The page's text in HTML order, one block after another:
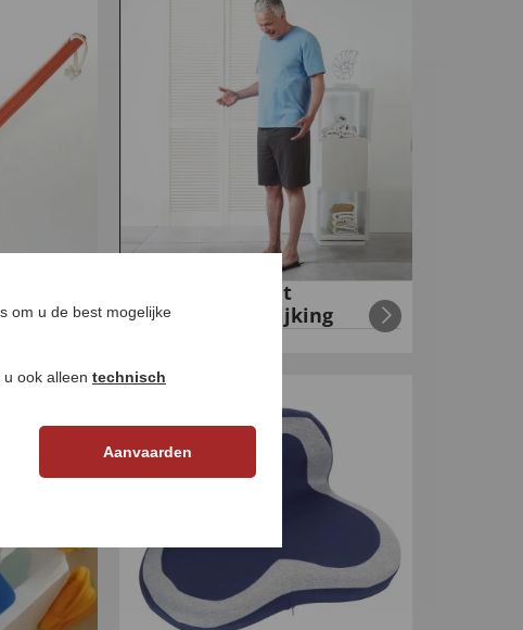
Weegschaal met
gewichtsvergelijking
om u de best mogelijke
ook alleen technisch
Aanvaarden